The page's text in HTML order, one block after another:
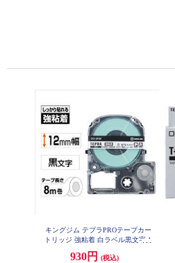
キングジム テプラPROテープカー
トリッジ 強粘着 白ラベル黒文字 1
930円
(税込)